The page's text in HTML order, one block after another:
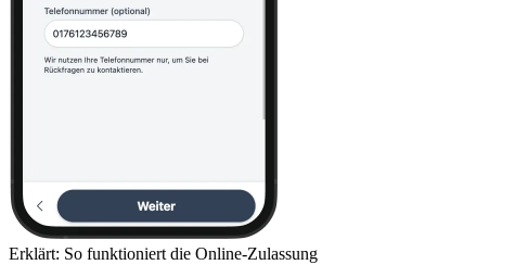
Erklärt: So funktioniert die Online-Zulassung